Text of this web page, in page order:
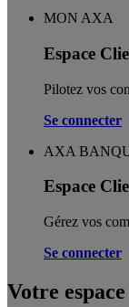
MON AXA
Espace
Pilotez vos
Se connecter
AXA
Espace
Gérez vos
Se connecter
Votre